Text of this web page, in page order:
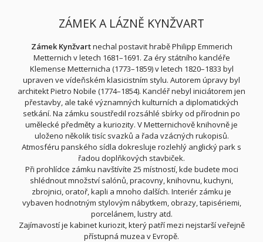
ZÁMEK A LÁZNĚ KYNŽVART
Zámek Kynžvartnechal postavit hrabě Philipp Emmerich
Metternich v letech 1681–1691. Za éry státního kancléře
Klemense Metternicha (1773–1859) v letech 1820–1833 byl
upraven ve vídeňském klasicistním stylu. Autorem úpravy byl
architekt Pietro Nobile (1774–1854). Kancléř nebyl iniciátorem jen
přestavby, ale také významných kulturních a diplomatických
setkání. Na zámku soustředil rozsáhlé sbírky od přírodnin po
umělecké předměty a kuriozity. V Metternichově knihovně je
uloženo několik tisíc svazků a řada vzácných rukopisů.
Atmosféru panského sídla dokresluje rozlehlý anglický park s
řadou doplňkových stavbiček.
Při prohlídce zámku navštívíte 25 místností, kde budete moci
shlédnout množství salónů, pracovny, knihovnu, kuchyni,
zbrojnici, oratoř, kapli a mnoho dalších. Interiér zámku je
vybaven hodnotným stylovým nábytkem, obrazy, tapisériemi,
porcelánem, lustry atd.
Zajímavostí je kabinet kuriozit, který patří mezi nejstarší veřejně
přístupná muzea v Evropě.